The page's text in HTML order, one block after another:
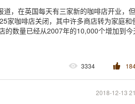
道，在英国每天有三家新的咖啡店开业，
家咖啡店关闭，其中许多商店转为家庭和
的数量已经从2007年的10,000个增加到今
3334
2018-12-13